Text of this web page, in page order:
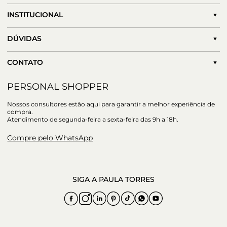
INSTITUCIONAL
DÚVIDAS
CONTATO
PERSONAL SHOPPER
Nossos consultores estão aqui para garantir a melhor experiência de
compra.
Atendimento de segunda-feira a sexta-feira das 9h a 18h.
Compre pelo WhatsApp